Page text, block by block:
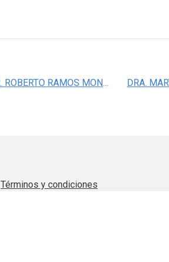
DR. ROBERTO RAMOS MONDRAGON
Términos y condiciones